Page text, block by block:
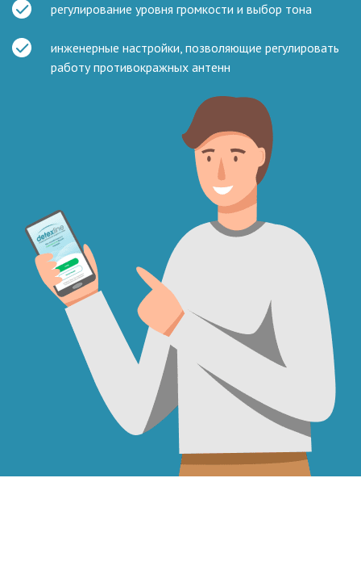
регулирование уровня громкости и выбор тона
инженерные настройки, позволяющие регулировать
работу противокражных антенн